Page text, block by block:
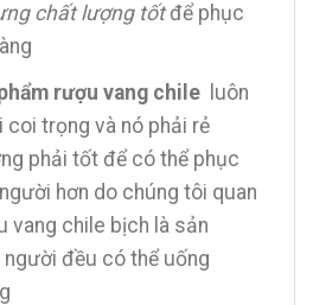
chất lượng tốtđể phục
rượu vang chile
luôn
trọng và nó phải rẻ
phải tốt để có thể phục
hơn do chúng tôi quan
vang chile bịch là sản
đều có thể uống